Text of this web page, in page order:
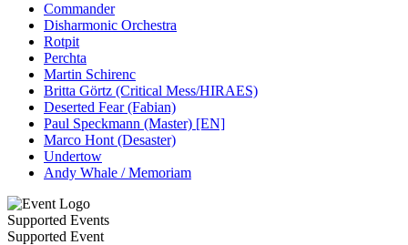
Commander
Disharmonic Orchestra
Rotpit
Perchta
Martin Schirenc
Britta Görtz (Critical Mess/HIRAES)
Deserted Fear (Fabian)
Paul Speckmann (Master) [EN]
Marco Hont (Desaster)
Undertow
Andy Whale / Memoriam
Supported Events
Supported Event